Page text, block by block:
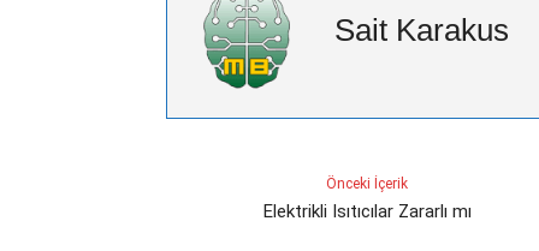
Sait Karakus
Önceki İçerik
Elektrikli Isıtıcılar Zararlı mı